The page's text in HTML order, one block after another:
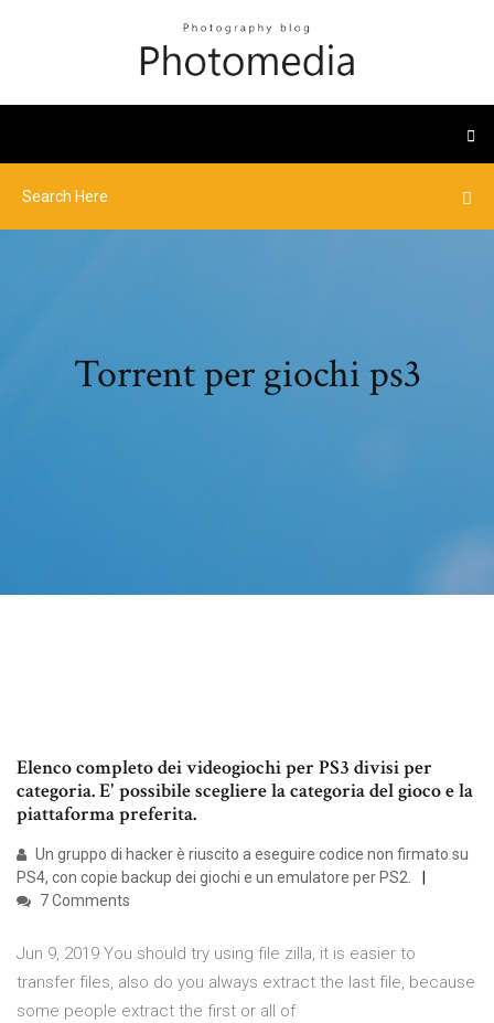
Torrent per giochi ps3
Elenco completo dei videogiochi per PS3 divisi per
categoria. E' possibile scegliere la categoria del gioco e la
piattaforma preferita.
Un gruppo di hacker è riuscito a eseguire codice non firmato su
PS4, con copie backup dei giochi e un emulatore per PS2.
7 Comments
Jun 9, 2019 You should try using file zilla, it is easier to
transfer files, also do you always extract the last file, because
some people extract the first or all of